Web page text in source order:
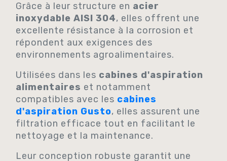
Grâce à leur structure en acier
inoxydable AISI 304, elles offrent une
excellente résistance à la corrosion et
répondent aux exigences des
environnements agroalimentaires.
Utilisées dans les cabines d'aspiration
alimentaires et notamment
compatibles avec les cabines
d'aspiration Gusto, elles assurent une
filtration efficace tout en facilitant le
nettoyage et la maintenance.
Leur conception robuste garantit une